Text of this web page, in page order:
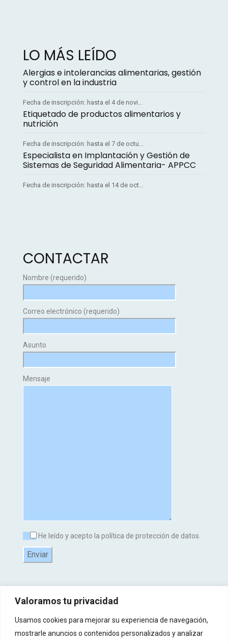
Valoramos tu privacidad
Usamos cookies para mejorar su experiencia de navegación,
mostrarle anuncios o contenidos personalizados y analizar
LO MÁS LEÍDO
Alergias e intolerancias alimentarias, gestión
y control en la industria
Fecha de inscripción: hasta el 4 de novi...
Etiquetado de productos alimentarios y
nutrición
Fecha de inscripción: hasta el 7 de octu...
Especialista en Implantación y Gestión de
Sistemas de Seguridad Alimentaria- APPCC
Fecha de inscripción: hasta el 14 de oct...
CONTACTAR
Nombre (requerido)
Correo electrónico (requerido)
Asunto
Mensaje
He leído y acepto la política de protección de datos.